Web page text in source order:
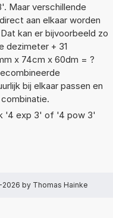
Maar verschillende
aan elkaar worden
kan er bijvoorbeeld zo
dezimeter + 31
x 74cm x 60dm = ?
bij elkaar passen en
'4 exp 3' of '4 pow 3'
by Thomas Hainke